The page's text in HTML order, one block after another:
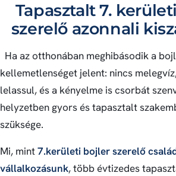
Tapasztalt 7.
szerelő azonnali
Ha az otthonában meghibásodik a
kellemetlenséget jelent: nincs
lelassul, és a kényelme is csorbát
helyzetben gyors és tapasztalt
szüksége.
Mi, mint7.kerületi bojler szerelő
vállalkozásunk, több évtizedes